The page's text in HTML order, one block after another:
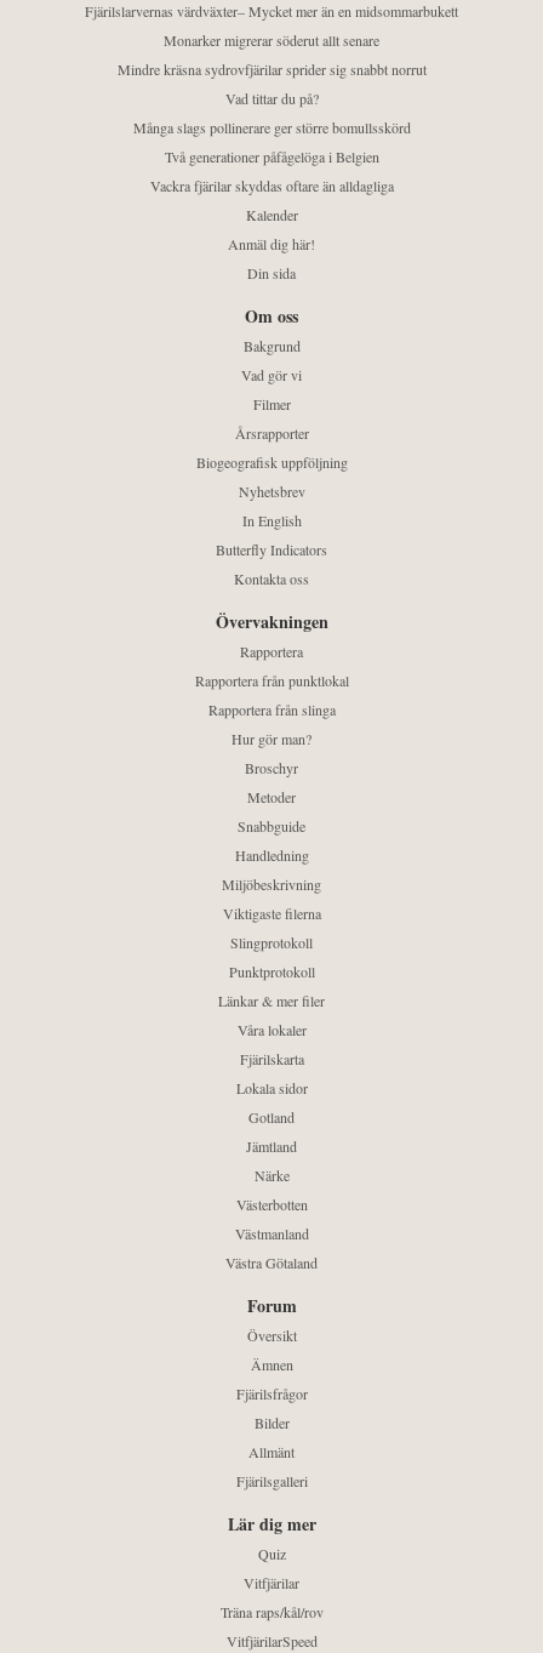
Fjärilslarvernas värdväxter– Mycket mer än en midsommarbukett
Monarker migrerar söderut allt senare
Mindre kräsna sydrovfjärilar sprider sig snabbt norrut
Vad tittar du på?
Många slags pollinerare ger större bomullsskörd
Två generationer påfågelöga i Belgien
Vackra fjärilar skyddas oftare än alldagliga
Kalender
Anmäl dig här!
Din sida
Om oss
Bakgrund
Vad gör vi
Filmer
Årsrapporter
Biogeografisk uppföljning
Nyhetsbrev
In English
Butterfly Indicators
Kontakta oss
Övervakningen
Rapportera
Rapportera från punktlokal
Rapportera från slinga
Hur gör man?
Broschyr
Metoder
Snabbguide
Handledning
Miljöbeskrivning
Viktigaste filerna
Slingprotokoll
Punktprotokoll
Länkar & mer filer
Våra lokaler
Fjärilskarta
Lokala sidor
Gotland
Jämtland
Närke
Västerbotten
Västmanland
Västra Götaland
Forum
Översikt
Ämnen
Fjärilsfrågor
Bilder
Allmänt
Fjärilsgalleri
Lär dig mer
Quiz
Vitfjärilar
Träna raps/kål/rov
VitfjärilarSpeed